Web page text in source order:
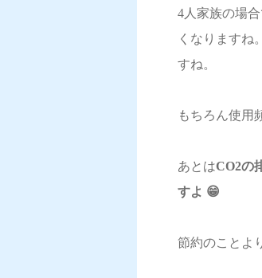
4人家族の場
くなりますね
すね。
もちろん使用
あとはCO2の
すよ 😁
節約のことよ